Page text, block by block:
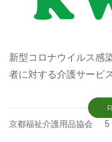
新型コロナウイルス感
者に対する介護サービ
京都福祉介護用品協会 5